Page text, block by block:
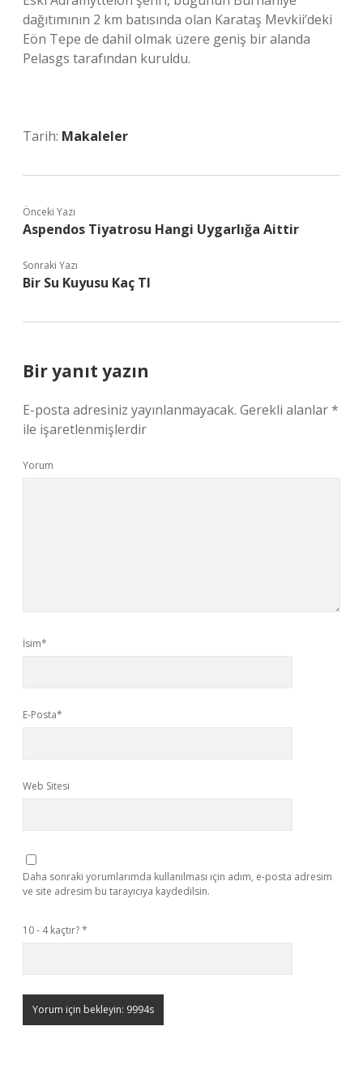
dağıtımının 2 km batısında olan Karataş Mevkii’deki
Eön Tepe de dahil olmak üzere geniş bir alanda
Pelasgs tarafından kuruldu.
Tarih: Makaleler
Önceki Yazı
Aspendos Tiyatrosu Hangi Uygarlığa Aittir
Sonraki Yazı
Bir Su Kuyusu Kaç Tl
Bir yanıt yazın
E-posta adresiniz yayınlanmayacak. Gerekli alanlar*
ile işaretlenmişlerdir
Yorum
İsim*
E-Posta*
Web Sitesi
Daha sonraki yorumlarımda kullanılması için adım, e-posta adresim
ve site adresim bu tarayıcıya kaydedilsin.
10 - 4 kaçtır?*